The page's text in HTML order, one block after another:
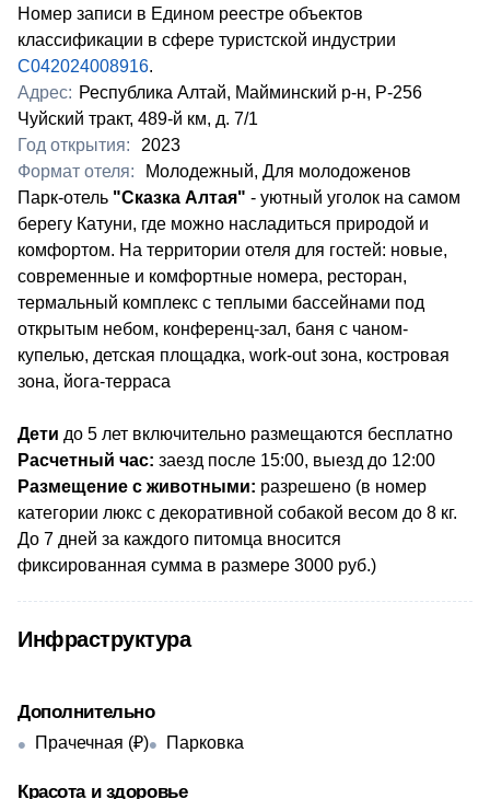
Номер записи в Едином реестре объектов
классификации в сфере туристской индустрии
С042024008916.
Адрес: Республика Алтай, Майминский р-н, Р-256
Чуйский тракт, 489-й км, д. 7/1
Год открытия:
2023
Формат отеля:
Молодежный, Для молодоженов
​Парк-отель "Сказка Алтая" - уютный уголок на самом
берегу Катуни, где можно насладиться природой и
комфортом. На территории отеля для гостей: новые,
современные и комфортные номера, ресторан,
термальный комплекс с теплыми бассейнами под
открытым небом, конференц-зал, баня с чаном-
купелью, детская площадка, work-out зона, костровая
зона, йога-терраса
Дети до 5 лет включительно размещаются бесплатно
Расчетный час: заезд после 15:00, выезд до 12:00
Размещение с животными: разрешено (в номер
категории люкс с декоративной собакой весом до 8 кг.
До 7 дней за каждого питомца вносится
фиксированная сумма в размере 3000 руб.)
Инфраструктура
Дополнительно
Прачечная (₽) Парковка
Красота и здоровье